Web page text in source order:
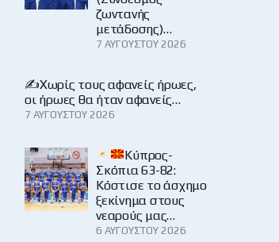
ζωντανής
μετάδοσης)…
7 ΑΥΓΟΎΣΤΟΥ 2026
✍️Χωρίς τους αφανείς ήρωες,
οι ήρωες θα ήταν αφανείς…
7 ΑΥΓΟΎΣΤΟΥ 2026
Κύπρος-
Σκόπια 63-82:
Κόστισε το άσχημο
ξεκίνημα στους
νεαρούς μας…
6 ΑΥΓΟΎΣΤΟΥ 2026